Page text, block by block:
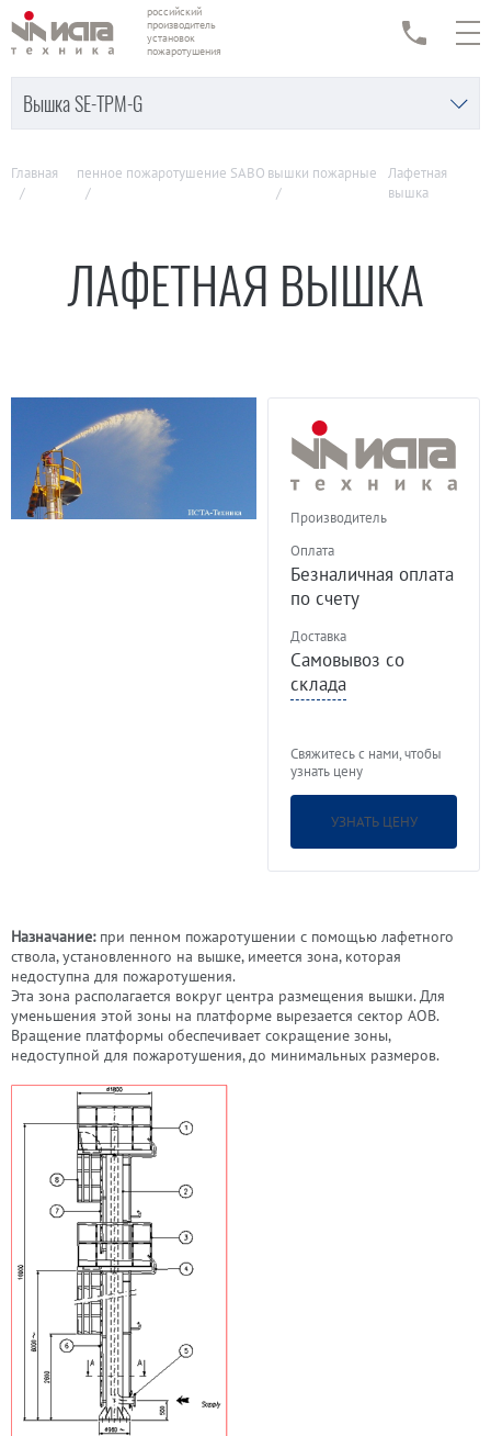
российский
производитель
установок
пожаротушения
Вышка SE-ТРМ-G
Главная пенное пожаротушение SABO вышки пожарные
Лафетная
вышка
ЛАФЕТНАЯ ВЫШКА
Производитель
Оплата
Безналичная оплата
по счету
Доставка
Самовывоз со
склада
Свяжитесь с нами, чтобы
узнать цену
УЗНАТЬ ЦЕНУ
Назначание:при пенном пожаротушении с помощью лафетного
ствола, установленного на вышке, имеется зона, которая
недоступна для пожаротушения.
Эта зона располагается вокруг центра размещения вышки. Для
уменьшения этой зоны на платформе вырезается сектор АОВ.
Вращение платформы обеспечивает сокращение зоны,
недоступной для пожаротушения, до минимальных размеров.